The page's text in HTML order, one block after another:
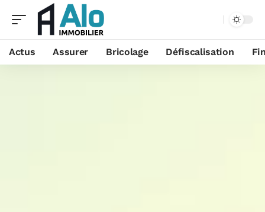
Actus Assurer Bricolage Défiscalisation